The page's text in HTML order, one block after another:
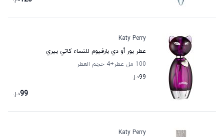
Katy Perry
عطر بور أو دي بارفيوم للنساء كاتي بيري
100 مل عطر
+4
حجم العطر
99د.إ.
99د.إ.
Katy Perry